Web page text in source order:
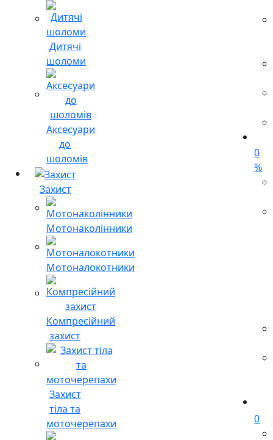
Дитячі
шоломи
Аксесуари
до
шоломів
Захист
Мотонаколінники
Мотоналокотники
Компресійний
захист
Захист
тіла та
моточерепахи
0
%
0